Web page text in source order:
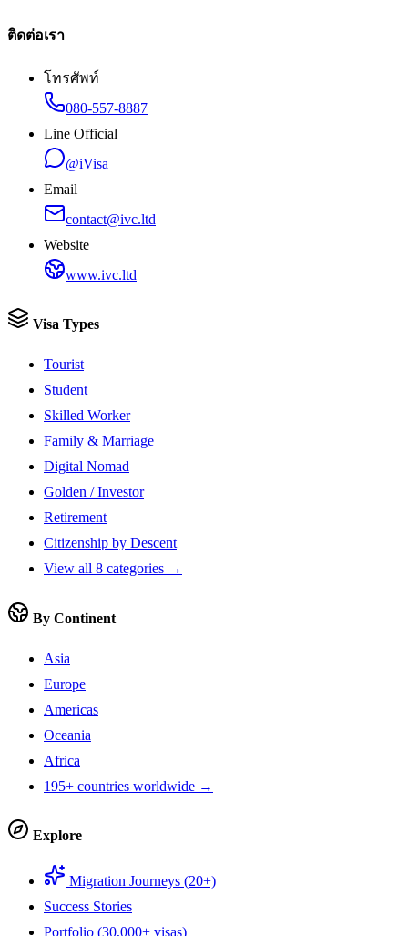
ติดต่อเรา
โทรศัพท์
080-557-8887
Line Official
@iVisa
Email
contact@ivc.ltd
Website
www.ivc.ltd
Visa Types
Tourist
Student
Skilled Worker
Family & Marriage
Digital Nomad
Golden / Investor
Retirement
Citizenship by Descent
View all 8 categories →
By Continent
Asia
Europe
Americas
Oceania
Africa
195+ countries worldwide →
Explore
Migration Journeys (20+)
Success Stories
Portfolio (30,000+ visas)